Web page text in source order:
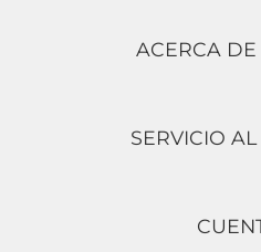
ACERCA
SERVICIO